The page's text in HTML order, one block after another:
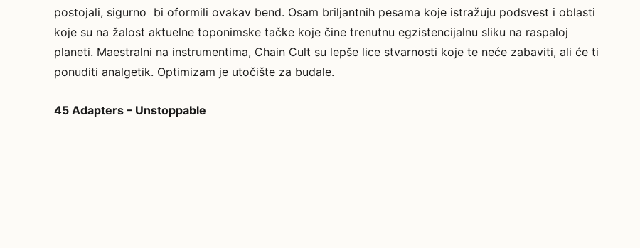
postojali, sigurno bi oformili ovakav bend. Osam briljantnih pesama koje istražuju podsvest i oblasti
koje su na žalost aktuelne toponimske tačke koje čine trenutnu egzistencijalnu sliku na raspaloj
planeti. Maestralni na instrumentima, Chain Cult su lepše lice stvarnosti koje te neće zabaviti, ali će ti
ponuditi analgetik. Optimizam je utočište za budale.
45 Adapters – Unstoppable